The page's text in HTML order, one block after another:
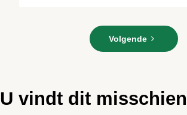
Volgende
U vindt dit